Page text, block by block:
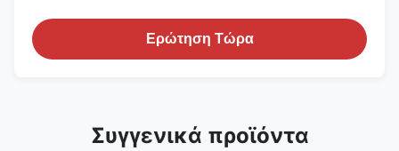
Ερώτηση Τώρα
Συγγενικά προϊόντα